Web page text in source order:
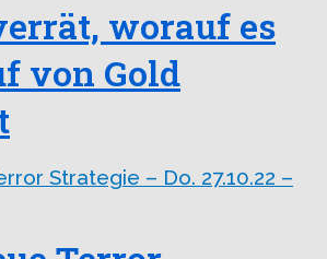
worauf es
von Gold